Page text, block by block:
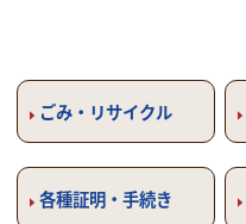
ごみ・リサイクル
各種証明・手続き